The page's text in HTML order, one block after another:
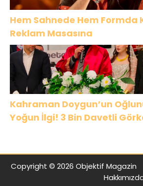
Hem Sahnede Hem Formda Konserden
Reklam Masasına
Kahraman Doygun’un
Yoğun İlgi! 3 Bin Davetli
Copyright © 2026 Objektif Magazin